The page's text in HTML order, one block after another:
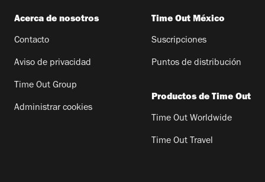
Acerca de nosotros
Contacto
Aviso de privacidad
Time Out Group
Administrar cookies
Time Out México
Suscripciones
Puntos de distribución
Productos de Time Out
Time Out Worldwide
Time Out Travel